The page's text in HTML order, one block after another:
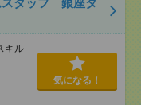
スタッフ 銀座タ
キル
気になる！